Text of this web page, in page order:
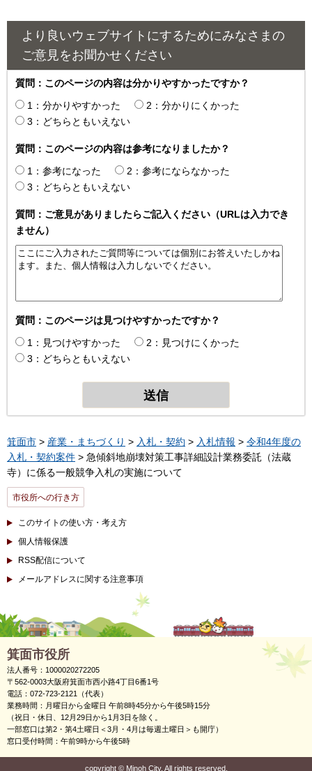
より良いウェブサイトにするためにみなさまの
ご意見をお聞かせください
質問：このページの内容は分かりやすかったですか？
1：分かりやすかった
2：分かりにくかった
3：どちらともいえない
質問：このページの内容は参考になりましたか？
1：参考になった
2：参考にならなかった
3：どちらともいえない
質問：ご意見がありましたらご記入ください（URLは入力でき
ません）
質問：このページは見つけやすかったですか？
1：見つけやすかった
2：見つけにくかった
3：どちらともいえない
箕面市 > 産業・まちづくり > 入札・契約 > 入札情報 > 令和4年度の
入札・契約案件 > 急傾斜地崩壊対策工事詳細設計業務委託（法蔵
寺）に係る一般競争入札の実施について
市役所への行き方
このサイトの使い方・考え方
個人情報保護
RSS配信について
メールアドレスに関する注意事項
箕面市役所
法人番号：1000020272205
〒562-0003大阪府箕面市西小路4丁目6番1号
電話：072-723-2121（代表）
業務時間：月曜日から金曜日 午前8時45分から午後5時15分
（祝日・休日、12月29日から1月3日を除く。
一部窓口は第2・第4土曜日＜3月・4月は毎週土曜日＞も開庁）
窓口受付時間：午前9時から午後5時
copyright ©Minoh City. All rights reserved.